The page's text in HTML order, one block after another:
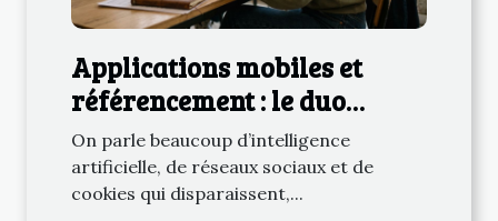
Applications mobiles et
référencement : le duo
auquel on ne pense jamais
On parle beaucoup d’intelligence
artificielle, de réseaux sociaux et de
cookies qui disparaissent,...